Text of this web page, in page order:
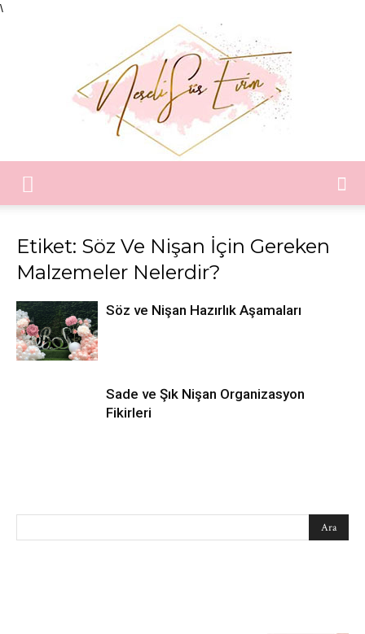
\
Süs
Etiket: Söz Ve Nişan İçin Gereken
Malzemeler Nelerdir?
Söz ve Nişan Hazırlık Aşamaları
Sade ve Şık Nişan Organizasyon
Fikirleri